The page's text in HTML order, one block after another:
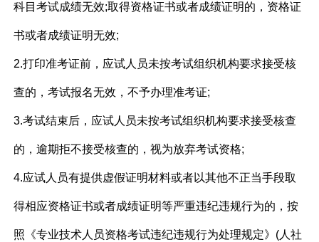
科目考试成绩无效;取得资格证书或者成绩证明的，资格证
书或者成绩证明无效;
2.打印准考证前，应试人员未按考试组织机构要求接受核
查的，考试报名无效，不予办理准考证;
3.考试结束后，应试人员未按考试组织机构要求接受核查
的，逾期拒不接受核查的，视为放弃考试资格;
4.应试人员有提供虚假证明材料或者以其他不正当手段取
得相应资格证书或者成绩证明等严重违纪违规行为的，按
照《专业技术人员资格考试违纪违规行为处理规定》(人社